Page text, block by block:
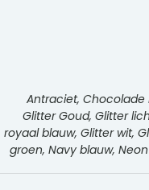
Antraciet, Chocolade
Glitter Goud, Glitter
royaal blauw, Glitter wit,
groen, Navy blauw,